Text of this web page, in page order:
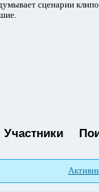
сценарии
Участники